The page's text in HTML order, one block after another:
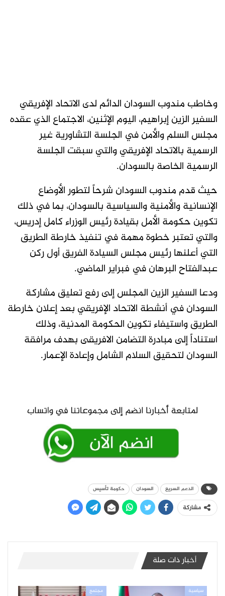
وخاطب مندوب السودان الدائم لدى الاتحاد الإفريقي
السفير الزين إبراهيم، اليوم الإثنين، الاجتماع الذي عقده
مجلس السلم والأمن في الجلسة التشاورية غير
الرسمية بالاتحاد الإفريقي والتي سبقت الجلسة
الرسمية الخاصة بالسودان.
حيث قدم مندوب السودان شرحاً لتطور الأوضاع
الإنسانية والأمنية والسياسية بالسودان، بما في ذلك
تكوين حكومة الأمل بقيادة رئيس الوزراء كامل إدريس،
والتي تعتبر خطوة مهمة في تنفيذ خارطة الطريق
التي أعلنها رئيس مجلس السيادة الفريق أول ركن
عبدالفتاح البرهان في فبراير الماضي.
ودعا السفير الزين المجلس إلى رفع تعليق مشاركة
السودان في أنشطة الاتحاد الإفريقي بعد إعلان خارطة
الطريق واستيفاء تكوين الحكومة المدنية، وذلك
استناداً إلى مبادرة التضامن الافريقى بهدف مرافقة
السودان لتحقيق السلام الشامل وإعادة الإعمار.
الدعم السريع السودان حكومة تأسيس
مشاركة
أخبار ذات صلة
سياسية مجتمع